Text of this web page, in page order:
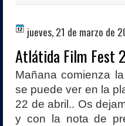
jueves, 21 de marzo de
Atlátida Film Fest
Mañana comienza
se puede ver en la
22 de abril.. Os
y con la nota de